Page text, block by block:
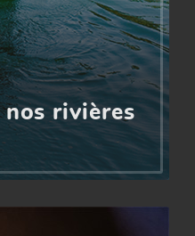
nos rivières